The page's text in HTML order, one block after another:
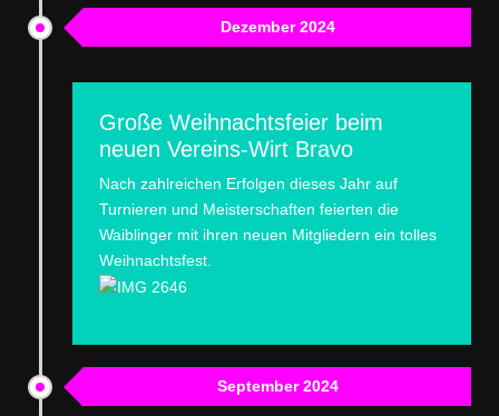
Dezember 2024
Große Weihnachtsfeier beim
neuen Vereins-Wirt Bravo
Nach zahlreichen Erfolgen dieses Jahr auf
Turnieren und Meisterschaften feierten die
Waiblinger mit ihren neuen Mitgliedern ein tolles
Weihnachtsfest.
September 2024